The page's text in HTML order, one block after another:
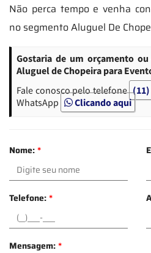
Não perca tempo e venha
no segmento Aluguel De
Gostaria de um orçamento
Aluguel de Chopeira para
Fale conosco pelo telefone (11)
WhatsApp
Clicando aqui
Nome:*
Telefone:*
Mensagem:*